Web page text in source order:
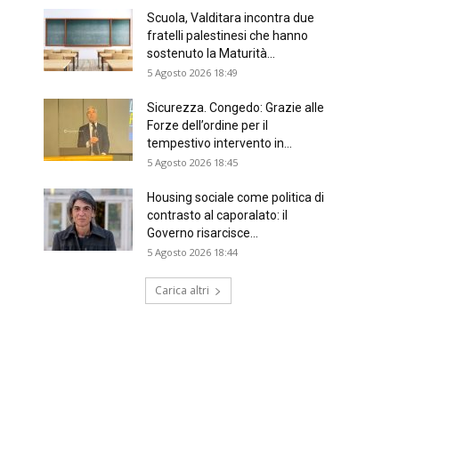
Scuola, Valditara incontra due
fratelli palestinesi che hanno
sostenuto la Maturità...
5 Agosto 2026 18:49
Sicurezza. Congedo: Grazie alle
Forze dell’ordine per il
tempestivo intervento in...
5 Agosto 2026 18:45
Housing sociale come politica di
contrasto al caporalato: il
Governo risarcisce...
5 Agosto 2026 18:44
Carica altri